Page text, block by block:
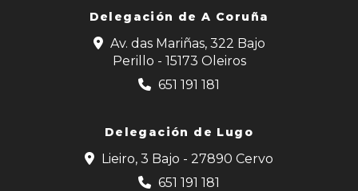
Delegación deA Coruña
Av. das Mariñas, 322 Bajo
Perillo - 15173 Oleiros
651 191 181
Delegación de Lugo
Lieiro, 3 Bajo - 27890 Cervo
651 191 181